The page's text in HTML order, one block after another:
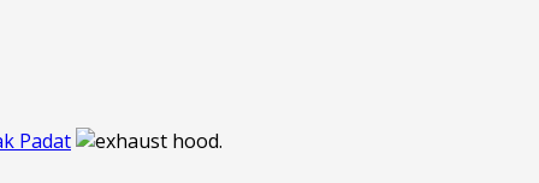
Padat